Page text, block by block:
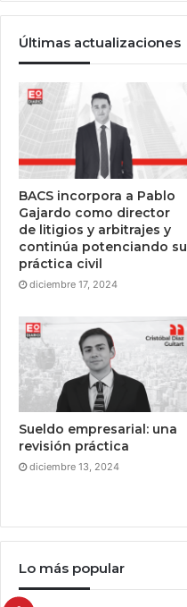
Últimas actualizaciones
BACS incorpora a Pablo
Gajardo como director
de litigios y arbitrajes y
continúa potenciando su
práctica civil
diciembre 17, 2024
Sueldo empresarial: una
revisión práctica
diciembre 13, 2024
Lo más popular